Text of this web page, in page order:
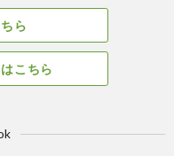
ら
こちら